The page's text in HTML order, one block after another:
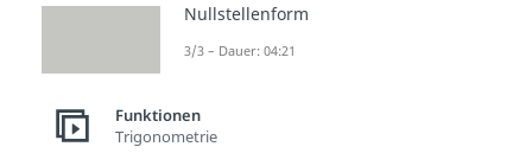
Nullstellenform
3/3 – Dauer: 04:21
Funktionen
Trigonometrie